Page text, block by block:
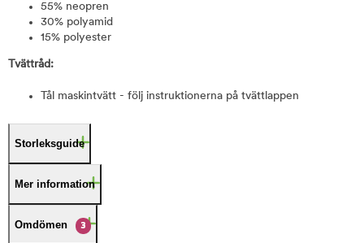
55% neopren
30% polyamid
15% polyester
Tvättråd:
Tål maskintvätt - följ instruktionerna på tvättlappen
Storleksguide
Mer information
Omdömen 3